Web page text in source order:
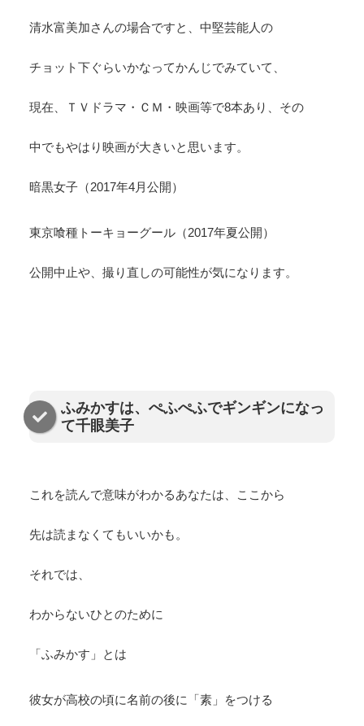
清水富美加さんの場合ですと、中堅芸能人の
チョット下ぐらいかなってかんじでみていて、
現在、ＴＶドラマ・ＣＭ・映画等で8本あり、その
中でもやはり映画が大きいと思います。
暗黒女子（2017年4月公開）
東京喰種トーキョーグール（2017年夏公開）
公開中止や、撮り直しの可能性が気になります。
ふみかすは、ぺふぺふでギンギンになっ
て千眼美子
これを読んで意味がわかるあなたは、ここから
先は読まなくてもいいかも。
それでは、
わからないひとのために
「ふみかす」とは
彼女が高校の頃に名前の後に「素」をつける